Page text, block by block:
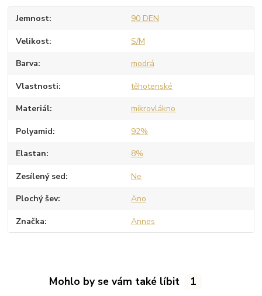
Jemnost 90 DEN
Velikost S/M
Barva modrá
Vlastnosti těhotenské
Materiál mikrovlákno
Polyamid 92%
Elastan 8%
Zesílený sed Ne
Plochý šev Ano
Značka Annes
Mohlo by se vám také líbit 1